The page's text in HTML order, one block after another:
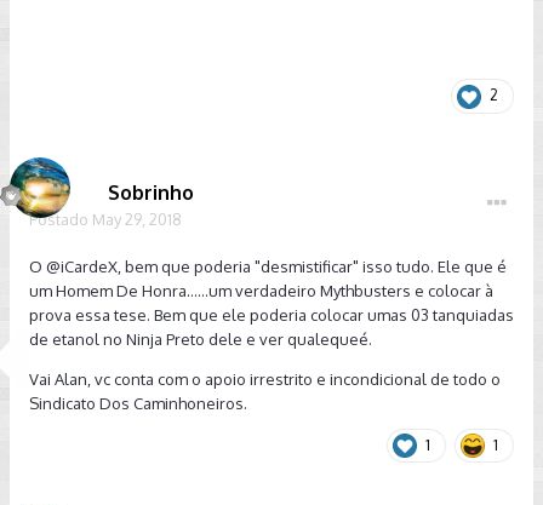
2
Sobrinho
Postado May 29, 2018
O @iCardeX , bem que poderia "desmistificar" isso tudo. Ele que é
um Homem De Honra......um verdadeiro Mythbusters e colocar à
prova essa tese. Bem que ele poderia colocar umas 03 tanquiadas
de etanol no Ninja Preto dele e ver qualequeé.
Vai Alan, vc conta com o apoio irrestrito e incondicional de todo o
Sindicato Dos Caminhoneiros.
1 1